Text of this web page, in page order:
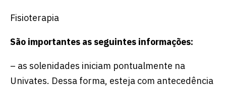
Fisioterapia
São importantes as seguintes informações:
– as solenidades iniciam pontualmente na
Univates. Dessa forma, esteja com antecedência